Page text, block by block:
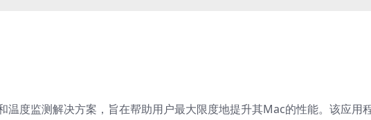
温度监测解决方案，旨在帮助用户最大限度地提升其Mac的性能。该应用